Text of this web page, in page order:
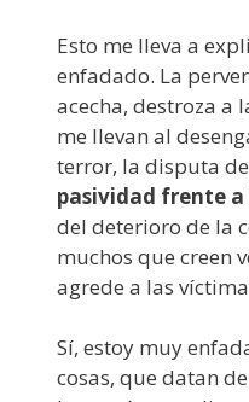
Esto me lleva a
enfadado. La
acecha, destroza a
me llevan al
terror, la disputa
pasividad frente
del deterioro de la
muchos que creen
agrede a las
Sí, estoy muy
cosas, que datan